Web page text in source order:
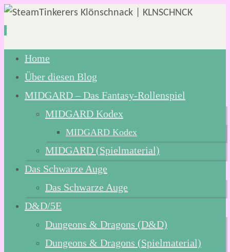
Zum
Inhalt
springen
Home
Über diesen Blog
MIDGARD – Das Fantasy-Rollenspiel
MIDGARD Kodex
MIDGARD Kodex
MIDGARD (Spielmaterial)
Das Schwarze Auge
Das Schwarze Auge
D&D/5E
Dungeons & Dragons (D&D)
Dungeons & Dragons (Spielmaterial)